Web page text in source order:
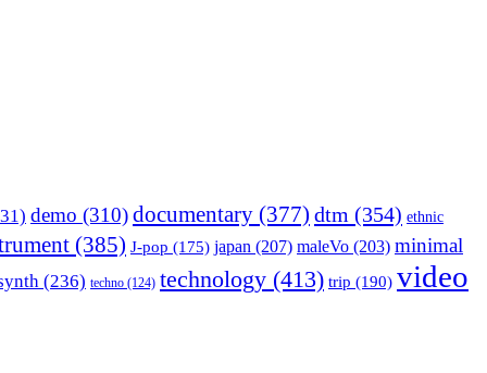
demo (310)documentary (377) dtm (354) ethnic
(385) J-pop (175) japan (207) maleVo (203) minimal
(236) techno (124) technology (413) trip (190) video